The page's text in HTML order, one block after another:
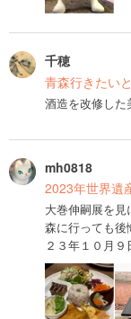
千穂
青森行きたい
酒造を改修した
mh0818
2023年世界遺
大巻伸嗣展を
森に行っても後
２３年１０月９